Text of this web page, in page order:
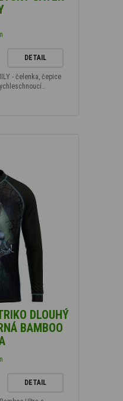
DETAIL
- čelenka, čepice
DLOUHÝ
BAMBOO
DETAIL